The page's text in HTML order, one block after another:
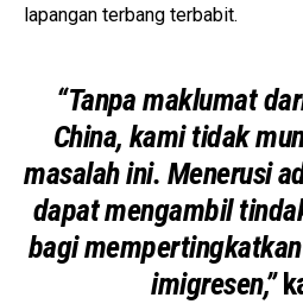
lapangan terbang terbabit.
“Tanpa maklumat
China, kami tidak
masalah ini. Menerusi
dapat mengambil
bagi
imigresen,”